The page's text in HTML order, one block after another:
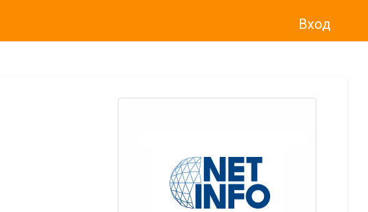
Вход
прекратява услугата Adwiseсчитано от01.01.2026 г